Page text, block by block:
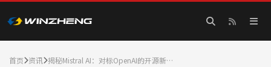
首页 资讯 揭秘Mistral AI：对标OpenAI的开源新…